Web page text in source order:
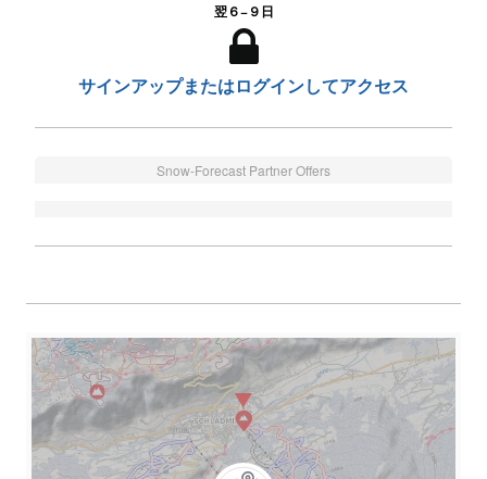
翌６−９日
サインアップまたはログインしてアクセス
Snow-Forecast Partner Offers